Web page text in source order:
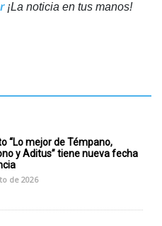
¡La noticia en tus manos!
“Lo mejor de Témpano,
y Aditus” tiene nueva fecha
de 2026